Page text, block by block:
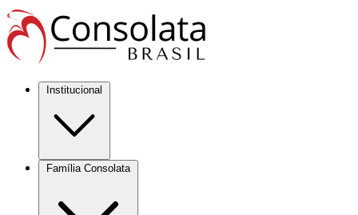
Institucional
Família Consolata